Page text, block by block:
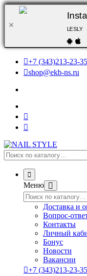
LESLY
+7 (343)213-23-
shop@ekb-ns.ru
Меню
Доставка и
Вопрос-
Контакты
Личный
Бонус
Новости
Вакансии
+7 (343)213-23-